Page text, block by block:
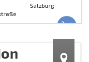
Salzburg